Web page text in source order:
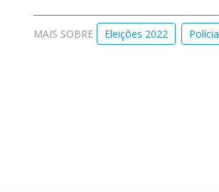
MAIS SOBRE Eleições 2022 Polícia